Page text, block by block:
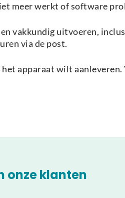
meer werkt of software
vakkundig uitvoeren,
via de post.
apparaat wilt
onze klanten